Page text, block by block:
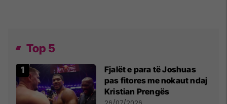
Top 5
Fjalët e para të Joshuas
pas fitores me nokaut ndaj
Kristian Prengës